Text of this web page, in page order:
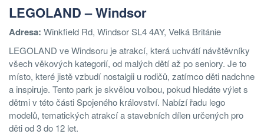
LEGOLAND – Windsor
Adresa: Winkfield Rd, Windsor SL4 4AY, Velká Británie
LEGOLAND ve Windsoru je atrakcí, která uchvátí návštěvníky
všech věkových kategorií, od malých dětí až po seniory. Je to
místo, které jistě vzbudí nostalgii u rodičů, zatímco děti nadchne
a inspiruje. Tento park je skvělou volbou, pokud hledáte výlet s
dětmi v této části Spojeného království. Nabízí řadu lego
modelů, tematických atrakcí a stavebních dílen určených pro
děti od 3 do 12 let.